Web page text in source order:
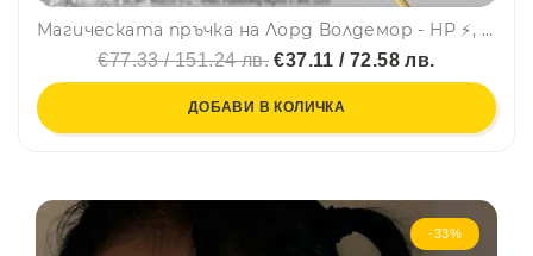
Магическата пръчка на Лорд Волдемор - HP ⚡, колекционерска пръчка
€77.33 / 151.24 лв. €37.11 / 72.58 лв.
ДОБАВИ В КОЛИЧКА
-33%